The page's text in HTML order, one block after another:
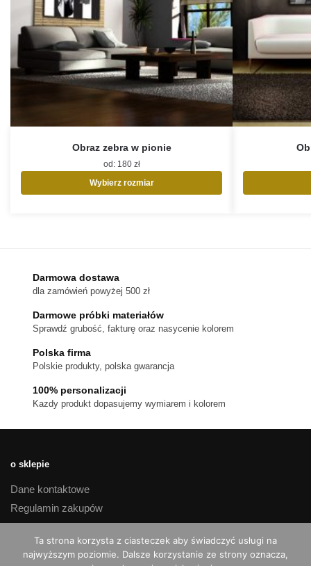
Obraz zebra w pionie
od: 180 zł
Wybierz rozmiar
wybrać
stronie
produktu
Darmowa dostawa
dla zamówień powyżej 500 zł
Darmowe próbki materiałów
Sprawdź grubość, fakturę oraz nasycenie kolorem
Polska firma
Polskie produkty, polska gwarancja
100% personalizacji
Kazdy produkt dopasujemy wymiarem i kolorem
o sklepie
Dane kontaktowe
Regulamin zakupów
Polityka prywatności
Czas realizacji i koszty dostawy
Ta strona korzysta z ciasteczek aby świadczyć usługi na
najwyższym poziomie. Dalsze korzystanie ze strony oznacza,